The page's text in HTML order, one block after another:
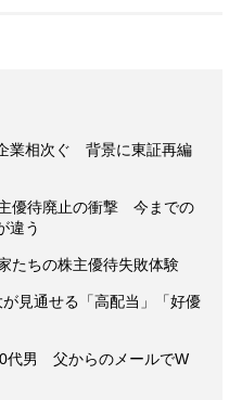
業相次ぐ 背景に東証再編
優待廃止の衝撃 今までの
違う
たちの株主優待失敗体験
見通せる「高配当」「好優
代男 父からのメールでW